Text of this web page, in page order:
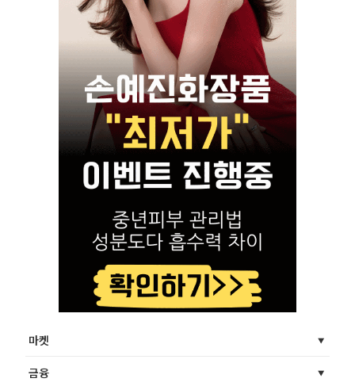
마켓
금융